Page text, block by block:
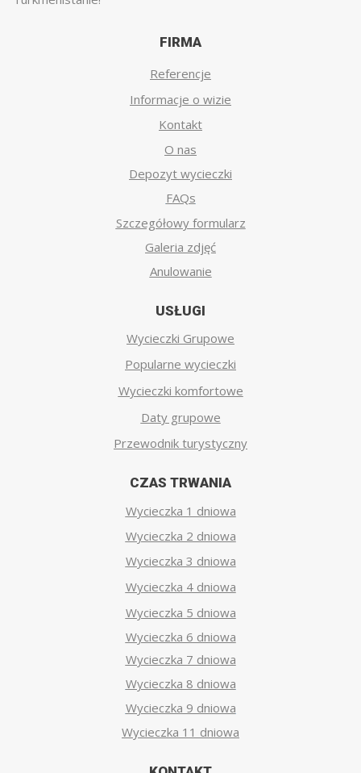
FIRMA
Referencje
Informacje o wizie
Kontakt
O nas
Depozyt wycieczki
FAQs
Szczegółowy formularz
Galeria zdjęć
Anulowanie
USŁUGI
Wycieczki Grupowe
Popularne wycieczki
Wycieczki komfortowe
Daty grupowe
Przewodnik turystyczny
CZAS TRWANIA
Wycieczka 1 dniowa
Wycieczka 2 dniowa
Wycieczka 3 dniowa
Wycieczka 4 dniowa
Wycieczka 5 dniowa
Wycieczka 6 dniowa
Wycieczka 7 dniowa
Wycieczka 8 dniowa
Wycieczka 9 dniowa
Wycieczka 11 dniowa